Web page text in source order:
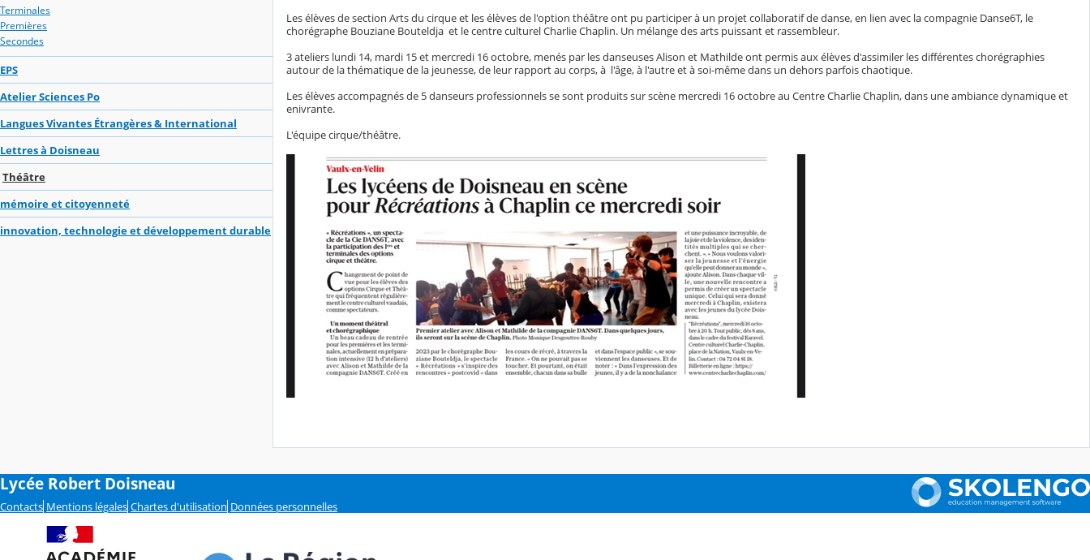
Terminales
Premières
Secondes
EPS
Atelier Sciences Po
Langues Vivantes Étrangères & International
Lettres à Doisneau
Théâtre
mémoire et citoyenneté
innovation, technologie et développement durable
Les élèves de section Arts du cirque et les élèves de l'option théâtre ont pu participer à un projet collaboratif de danse, en lien avec la compagnie Danse6T, le
chorégraphe Bouziane Bouteldja et le centre culturel Charlie Chaplin. Un mélange des arts puissant et rassembleur.
3 ateliers lundi 14, mardi 15 et mercredi 16 octobre, menés par les danseuses Alison et Mathilde ont permis aux élèves d'assimiler les différentes chorégraphies
autour de la thématique de la jeunesse, de leur rapport au corps, à l'âge, à l'autre et à soi-même dans un dehors parfois chaotique.
Les élèves accompagnés de 5 danseurs professionnels se sont produits sur scène mercredi 16 octobre au Centre Charlie Chaplin, dans une ambiance dynamique et
enivrante.
L'équipe cirque/théâtre.
Lycée Robert Doisneau
Contacts Mentions légales Chartes d'utilisation Données personnelles